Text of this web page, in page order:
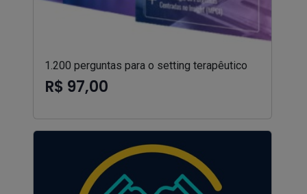
1.200 perguntas para o setting terapêutico
R$ 97,00